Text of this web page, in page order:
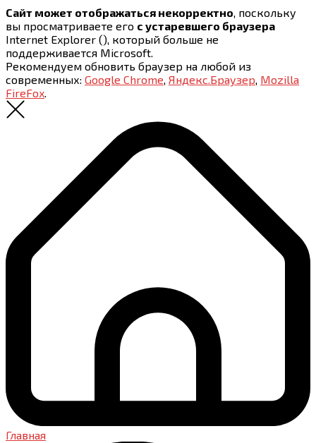
Сайт может отображаться некорректно, поскольку
вы просматриваете его с устаревшего браузера
Internet Explorer (), который больше не
поддерживается Microsoft.
Рекомендуем обновить браузер на любой из
современных: Google Chrome, Яндекс.Браузер, Mozilla
FireFox.
Главная